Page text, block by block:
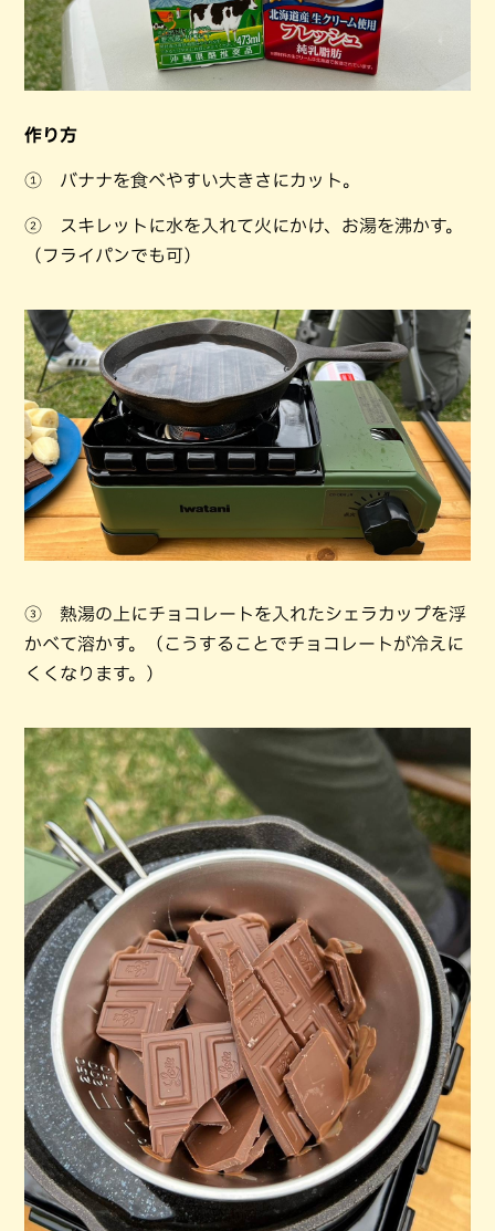
作り方
① バナナを食べやすい大きさにカット。
② スキレットに水を入れて火にかけ、お湯を沸かす。
（フライパンでも可）
③ 熱湯の上にチョコレートを入れたシェラカップを浮
かべて溶かす。（こうすることでチョコレートが冷えに
くくなります。）